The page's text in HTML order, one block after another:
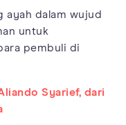
ayah dalam wujud
untuk
pembuli di
Syarief, dari